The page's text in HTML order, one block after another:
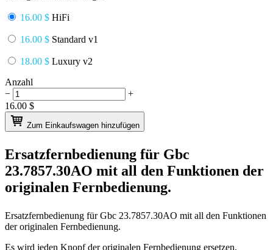
16.00 $ HiFi
16.00 $ Standard v1
18.00 $ Luxury v2
Anzahl
−
+
16.00 $
Zum Einkaufswagen hinzufügen
Ersatzfernbedienung für Gbc
23.7857.30AO mit all den Funktionen der
originalen Fernbedienung.
Ersatzfernbedienung fürGbc 23.7857.30AO mit all den Funktionen
der originalen Fernbedienung.
Es wird jeden Knopf der originalen Fernbedienung ersetzen.